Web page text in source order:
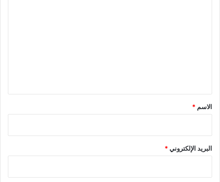
*
الاسم *
البريد الإلكتروني*